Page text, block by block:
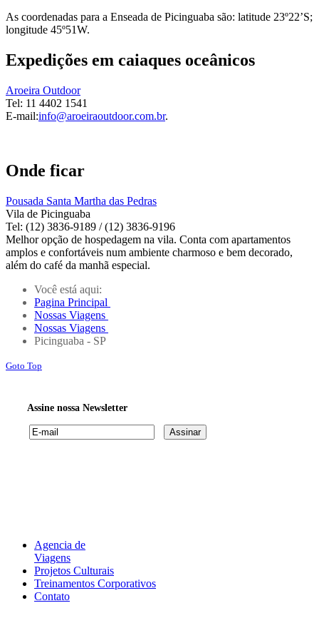
As coordenadas para a Enseada de Picinguaba são: latitude 23º22’S;
longitude 45º51W.
Expedições em caiaques oceânicos
Aroeira Outdoor
Tel: 11 4402 1541
E-mail:info@aroeiraoutdoor.com.br.
Onde ficar
Pousada Santa Martha das Pedras
Vila de Picinguaba
Tel: (12) 3836-9189 / (12) 3836-9196
Melhor opção de hospedagem na vila. Conta com apartamentos
amplos e confortáveis num ambiente charmoso e bem decorado,
além do café da manhã especial.
Você está aqui:
Pagina Principal
Nossas Viagens
Nossas Viagens
Picinguaba - SP
Goto Top
Assine nossa Newsletter
Agencia de
Viagens
Projetos Culturais
Treinamentos Corporativos
Contato